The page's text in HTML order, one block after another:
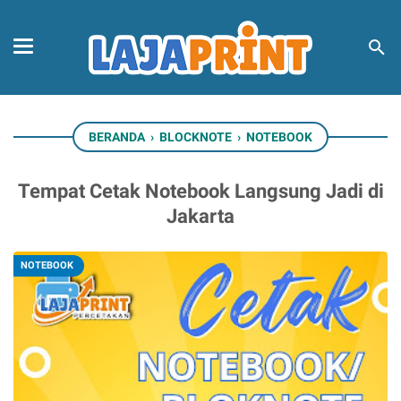
BERANDA › BLOCKNOTE › NOTEBOOK
Tempat Cetak Notebook Langsung Jadi di
Jakarta
NOTEBOOK